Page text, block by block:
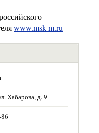
www.msk-m.ru
Хабарова, д. 9